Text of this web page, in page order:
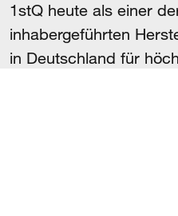
1stQ heute als einer
inhabergeführten
in Deutschland für